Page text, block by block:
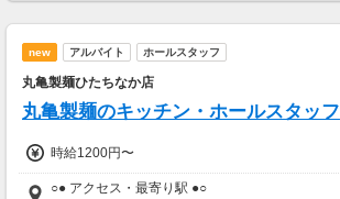
new アルバイト ホールスタッフ
丸亀製麺ひたちなか店
丸亀製麺のキッチン・ホールスタッフ
時給1200円〜
○● アクセス・最寄り駅 ●○